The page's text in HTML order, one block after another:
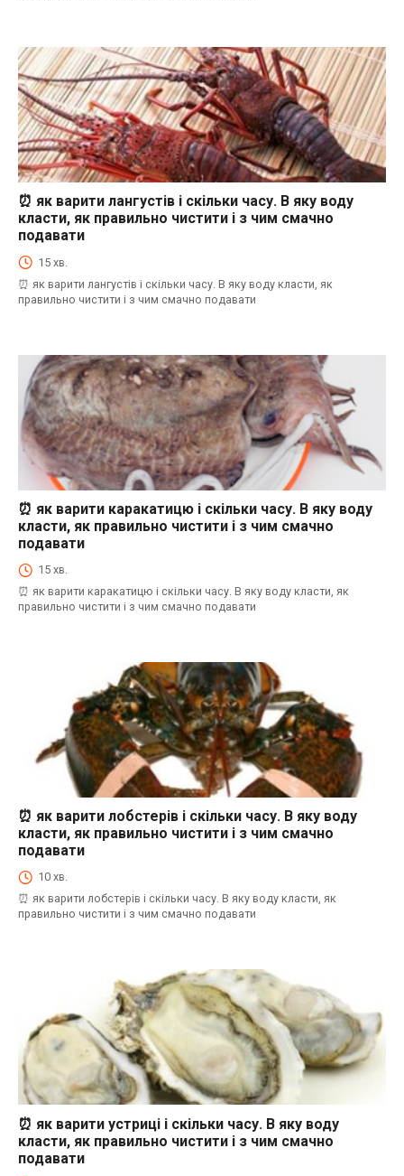
⏰як варити морепродукти і скільки часу. В яку воду класти, як правильно
чистити і з чим смачно подавати
⏰ як варити лангустів і скільки часу. В яку воду
класти, як правильно чистити і з чим смачно
подавати
15 хв.
⏰ як варити лангустів і скільки часу. В яку воду класти, як
правильно чистити і з чим смачно подавати
⏰як варити морепродукти і скільки часу. В яку воду класти, як правильно
чистити і з чим смачно подавати
⏰ як варити каракатицю і скільки часу. В яку воду
класти, як правильно чистити і з чим смачно
подавати
15 хв.
⏰ як варити каракатицю і скільки часу. В яку воду класти, як
правильно чистити і з чим смачно подавати
⏰як варити морепродукти і скільки часу. В яку воду класти, як правильно
чистити і з чим смачно подавати
⏰ як варити лобстерів і скільки часу. В яку воду
класти, як правильно чистити і з чим смачно
подавати
10 хв.
⏰ як варити лобстерів і скільки часу. В яку воду класти, як
правильно чистити і з чим смачно подавати
⏰як варити морепродукти і скільки часу. В яку воду класти, як правильно
чистити і з чим смачно подавати
⏰ як варити устриці і скільки часу. В яку воду
класти, як правильно чистити і з чим смачно
подавати